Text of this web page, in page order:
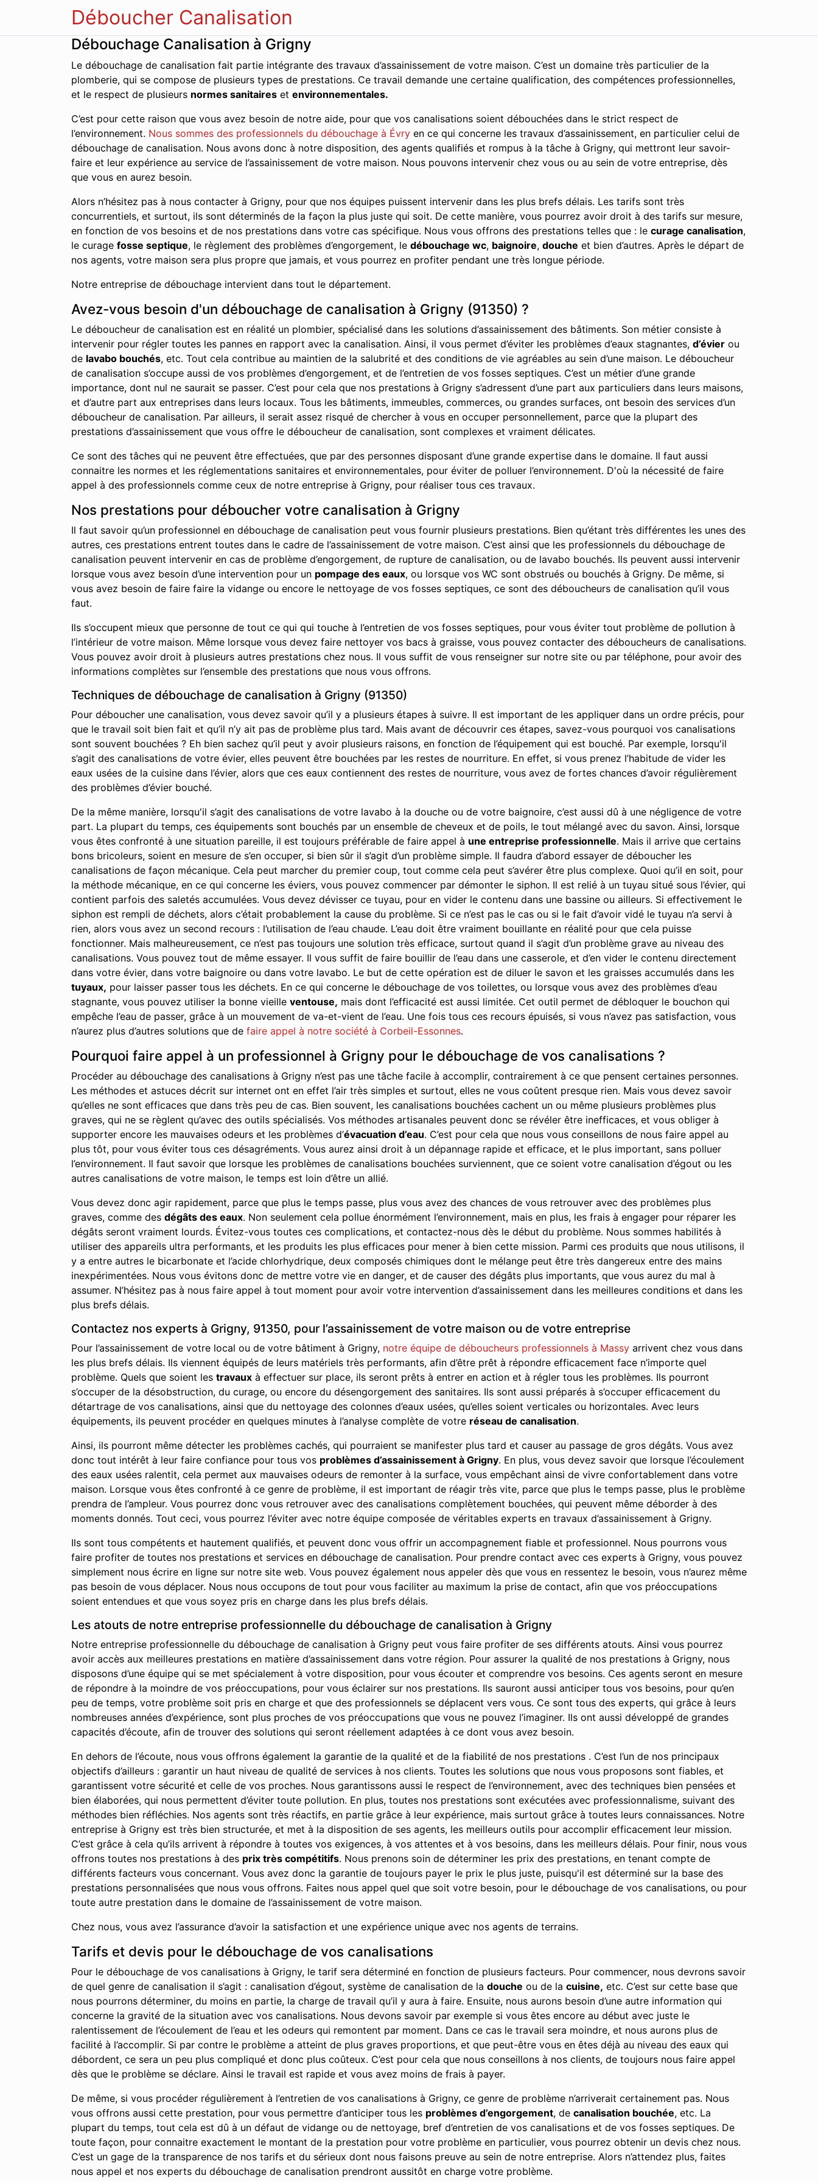
Déboucher Canalisation
Débouchage Canalisation à Grigny
Le débouchage de canalisation fait partie intégrante des travaux d’assainissement de votre maison. C’est un domaine très particulier de la
plomberie, qui se compose de plusieurs types de prestations. Ce travail demande une certaine qualification, des compétences professionnelles,
et le respect de plusieurs normes sanitaires et environnementales.
C’est pour cette raison que vous avez besoin de notre aide, pour que vos canalisations soient débouchées dans le strict respect de
l’environnement. Nous sommes des professionnels du débouchage à Évry en ce qui concerne les travaux d’assainissement, en particulier celui de
débouchage de canalisation. Nous avons donc à notre disposition, des agents qualifiés et rompus à la tâche à Grigny, qui mettront leur savoir-
faire et leur expérience au service de l’assainissement de votre maison. Nous pouvons intervenir chez vous ou au sein de votre entreprise, dès
que vous en aurez besoin.
Alors n’hésitez pas à nous contacter à Grigny, pour que nos équipes puissent intervenir dans les plus brefs délais. Les tarifs sont très
concurrentiels, et surtout, ils sont déterminés de la façon la plus juste qui soit. De cette manière, vous pourrez avoir droit à des tarifs sur mesure,
en fonction de vos besoins et de nos prestations dans votre cas spécifique. Nous vous offrons des prestations telles que : le curage canalisation,
le curage fosse septique, le règlement des problèmes d’engorgement, le débouchage wc, baignoire, douche et bien d’autres. Après le départ de
nos agents, votre maison sera plus propre que jamais, et vous pourrez en profiter pendant une très longue période.
Notre entreprise de débouchage intervient dans tout le département.
Avez-vous besoin d'un débouchage de canalisation à Grigny (91350) ?
Le déboucheur de canalisation est en réalité un plombier, spécialisé dans les solutions d’assainissement des bâtiments. Son métier consiste à
intervenir pour régler toutes les pannes en rapport avec la canalisation. Ainsi, il vous permet d’éviter les problèmes d’eaux stagnantes, d’évier ou
de lavabo bouchés, etc. Tout cela contribue au maintien de la salubrité et des conditions de vie agréables au sein d’une maison. Le déboucheur
de canalisation s’occupe aussi de vos problèmes d’engorgement, et de l’entretien de vos fosses septiques. C’est un métier d’une grande
importance, dont nul ne saurait se passer. C’est pour cela que nos prestations à Grigny s’adressent d’une part aux particuliers dans leurs maisons,
et d’autre part aux entreprises dans leurs locaux. Tous les bâtiments, immeubles, commerces, ou grandes surfaces, ont besoin des services d’un
déboucheur de canalisation. Par ailleurs, il serait assez risqué de chercher à vous en occuper personnellement, parce que la plupart des
prestations d’assainissement que vous offre le déboucheur de canalisation, sont complexes et vraiment délicates.
Ce sont des tâches qui ne peuvent être effectuées, que par des personnes disposant d’une grande expertise dans le domaine. Il faut aussi
connaitre les normes et les réglementations sanitaires et environnementales, pour éviter de polluer l’environnement. D'où la nécessité de faire
appel à des professionnels comme ceux de notre entreprise à Grigny, pour réaliser tous ces travaux.
Nos prestations pour déboucher votre canalisation à Grigny
Il faut savoir qu’un professionnel en débouchage de canalisation peut vous fournir plusieurs prestations. Bien qu’étant très différentes les unes des
autres, ces prestations entrent toutes dans le cadre de l’assainissement de votre maison. C’est ainsi que les professionnels du débouchage de
canalisation peuvent intervenir en cas de problème d’engorgement, de rupture de canalisation, ou de lavabo bouchés. Ils peuvent aussi intervenir
lorsque vous avez besoin d’une intervention pour un pompage des eaux, ou lorsque vos WC sont obstrués ou bouchés à Grigny. De même, si
vous avez besoin de faire faire la vidange ou encore le nettoyage de vos fosses septiques, ce sont des déboucheurs de canalisation qu’il vous
faut.
Ils s’occupent mieux que personne de tout ce qui qui touche à l’entretien de vos fosses septiques, pour vous éviter tout problème de pollution à
l’intérieur de votre maison. Même lorsque vous devez faire nettoyer vos bacs à graisse, vous pouvez contacter des déboucheurs de canalisations.
Vous pouvez avoir droit à plusieurs autres prestations chez nous. Il vous suffit de vous renseigner sur notre site ou par téléphone, pour avoir des
informations complètes sur l’ensemble des prestations que nous vous offrons.
Techniques de débouchage de canalisation à Grigny (91350)
Pour déboucher une canalisation, vous devez savoir qu’il y a plusieurs étapes à suivre. Il est important de les appliquer dans un ordre précis, pour
que le travail soit bien fait et qu’il n’y ait pas de problème plus tard. Mais avant de découvrir ces étapes, savez-vous pourquoi vos canalisations
sont souvent bouchées ? Eh bien sachez qu’il peut y avoir plusieurs raisons, en fonction de l’équipement qui est bouché. Par exemple, lorsqu'il
s’agit des canalisations de votre évier, elles peuvent être bouchées par les restes de nourriture. En effet, si vous prenez l’habitude de vider les
eaux usées de la cuisine dans l’évier, alors que ces eaux contiennent des restes de nourriture, vous avez de fortes chances d’avoir régulièrement
des problèmes d’évier bouché.
De la même manière, lorsqu'il s’agit des canalisations de votre lavabo à la douche ou de votre baignoire, c’est aussi dû à une négligence de votre
part. La plupart du temps, ces équipements sont bouchés par un ensemble de cheveux et de poils, le tout mélangé avec du savon. Ainsi, lorsque
vous êtes confronté à une situation pareille, il est toujours préférable de faire appel à une entreprise professionnelle. Mais il arrive que certains
bons bricoleurs, soient en mesure de s’en occuper, si bien sûr il s’agit d’un problème simple. Il faudra d’abord essayer de déboucher les
canalisations de façon mécanique. Cela peut marcher du premier coup, tout comme cela peut s’avérer être plus complexe. Quoi qu’il en soit, pour
la méthode mécanique, en ce qui concerne les éviers, vous pouvez commencer par démonter le siphon. Il est relié à un tuyau situé sous l’évier, qui
contient parfois des saletés accumulées. Vous devez dévisser ce tuyau, pour en vider le contenu dans une bassine ou ailleurs. Si effectivement le
siphon est rempli de déchets, alors c’était probablement la cause du problème. Si ce n’est pas le cas ou si le fait d’avoir vidé le tuyau n’a servi à
rien, alors vous avez un second recours : l’utilisation de l’eau chaude. L’eau doit être vraiment bouillante en réalité pour que cela puisse
fonctionner. Mais malheureusement, ce n’est pas toujours une solution très efficace, surtout quand il s’agit d’un problème grave au niveau des
canalisations. Vous pouvez tout de même essayer. Il vous suffit de faire bouillir de l’eau dans une casserole, et d’en vider le contenu directement
dans votre évier, dans votre baignoire ou dans votre lavabo. Le but de cette opération est de diluer le savon et les graisses accumulés dans les
tuyaux, pour laisser passer tous les déchets. En ce qui concerne le débouchage de vos toilettes, ou lorsque vous avez des problèmes d’eau
stagnante, vous pouvez utiliser la bonne vieille ventouse, mais dont l’efficacité est aussi limitée. Cet outil permet de débloquer le bouchon qui
empêche l’eau de passer, grâce à un mouvement de va-et-vient de l’eau. Une fois tous ces recours épuisés, si vous n’avez pas satisfaction, vous
n’aurez plus d’autres solutions que de faire appel à notre société à Corbeil-Essonnes.
Pourquoi faire appel à un professionnel à Grigny pour le débouchage de vos canalisations ?
Procéder au débouchage des canalisations à Grigny n’est pas une tâche facile à accomplir, contrairement à ce que pensent certaines personnes.
Les méthodes et astuces décrit sur internet ont en effet l’air très simples et surtout, elles ne vous coûtent presque rien. Mais vous devez savoir
qu’elles ne sont efficaces que dans très peu de cas. Bien souvent, les canalisations bouchées cachent un ou même plusieurs problèmes plus
graves, qui ne se règlent qu’avec des outils spécialisés. Vos méthodes artisanales peuvent donc se révéler être inefficaces, et vous obliger à
supporter encore les mauvaises odeurs et les problèmes d’évacuation d’eau. C’est pour cela que nous vous conseillons de nous faire appel au
plus tôt, pour vous éviter tous ces désagréments. Vous aurez ainsi droit à un dépannage rapide et efficace, et le plus important, sans polluer
l’environnement. Il faut savoir que lorsque les problèmes de canalisations bouchées surviennent, que ce soient votre canalisation d’égout ou les
autres canalisations de votre maison, le temps est loin d’être un allié.
Vous devez donc agir rapidement, parce que plus le temps passe, plus vous avez des chances de vous retrouver avec des problèmes plus
graves, comme des dégâts des eaux. Non seulement cela pollue énormément l’environnement, mais en plus, les frais à engager pour réparer les
dégâts seront vraiment lourds. Évitez-vous toutes ces complications, et contactez-nous dès le début du problème. Nous sommes habilités à
utiliser des appareils ultra performants, et les produits les plus efficaces pour mener à bien cette mission. Parmi ces produits que nous utilisons, il
y a entre autres le bicarbonate et l’acide chlorhydrique, deux composés chimiques dont le mélange peut être très dangereux entre des mains
inexpérimentées. Nous vous évitons donc de mettre votre vie en danger, et de causer des dégâts plus importants, que vous aurez du mal à
assumer. N’hésitez pas à nous faire appel à tout moment pour avoir votre intervention d’assainissement dans les meilleures conditions et dans les
plus brefs délais.
Contactez nos experts à Grigny, 91350, pour l’assainissement de votre maison ou de votre entreprise
Pour l’assainissement de votre local ou de votre bâtiment à Grigny, notre équipe de déboucheurs professionnels à Massy arrivent chez vous dans
les plus brefs délais. Ils viennent équipés de leurs matériels très performants, afin d’être prêt à répondre efficacement face n’importe quel
problème. Quels que soient les travaux à effectuer sur place, ils seront prêts à entrer en action et à régler tous les problèmes. Ils pourront
s’occuper de la désobstruction, du curage, ou encore du désengorgement des sanitaires. Ils sont aussi préparés à s’occuper efficacement du
détartrage de vos canalisations, ainsi que du nettoyage des colonnes d’eaux usées, qu’elles soient verticales ou horizontales. Avec leurs
équipements, ils peuvent procéder en quelques minutes à l’analyse complète de votre réseau de canalisation.
Ainsi, ils pourront même détecter les problèmes cachés, qui pourraient se manifester plus tard et causer au passage de gros dégâts. Vous avez
donc tout intérêt à leur faire confiance pour tous vos problèmes d’assainissement à Grigny. En plus, vous devez savoir que lorsque l’écoulement
des eaux usées ralentit, cela permet aux mauvaises odeurs de remonter à la surface, vous empêchant ainsi de vivre confortablement dans votre
maison. Lorsque vous êtes confronté à ce genre de problème, il est important de réagir très vite, parce que plus le temps passe, plus le problème
prendra de l’ampleur. Vous pourrez donc vous retrouver avec des canalisations complètement bouchées, qui peuvent même déborder à des
moments donnés. Tout ceci, vous pourrez l’éviter avec notre équipe composée de véritables experts en travaux d’assainissement à Grigny.
Ils sont tous compétents et hautement qualifiés, et peuvent donc vous offrir un accompagnement fiable et professionnel. Nous pourrons vous
faire profiter de toutes nos prestations et services en débouchage de canalisation. Pour prendre contact avec ces experts à Grigny, vous pouvez
simplement nous écrire en ligne sur notre site web. Vous pouvez également nous appeler dès que vous en ressentez le besoin, vous n’aurez même
pas besoin de vous déplacer. Nous nous occupons de tout pour vous faciliter au maximum la prise de contact, afin que vos préoccupations
soient entendues et que vous soyez pris en charge dans les plus brefs délais.
Les atouts de notre entreprise professionnelle du débouchage de canalisation à Grigny
Notre entreprise professionnelle du débouchage de canalisation à Grigny peut vous faire profiter de ses différents atouts. Ainsi vous pourrez
avoir accès aux meilleures prestations en matière d’assainissement dans votre région. Pour assurer la qualité de nos prestations à Grigny, nous
disposons d’une équipe qui se met spécialement à votre disposition, pour vous écouter et comprendre vos besoins. Ces agents seront en mesure
de répondre à la moindre de vos préoccupations, pour vous éclairer sur nos prestations. Ils sauront aussi anticiper tous vos besoins, pour qu’en
peu de temps, votre problème soit pris en charge et que des professionnels se déplacent vers vous. Ce sont tous des experts, qui grâce à leurs
nombreuses années d’expérience, sont plus proches de vos préoccupations que vous ne pouvez l’imaginer. Ils ont aussi développé de grandes
capacités d’écoute, afin de trouver des solutions qui seront réellement adaptées à ce dont vous avez besoin.
En dehors de l’écoute, nous vous offrons également la garantie de la qualité et de la fiabilité de nos prestations . C’est l’un de nos principaux
objectifs d’ailleurs : garantir un haut niveau de qualité de services à nos clients. Toutes les solutions que nous vous proposons sont fiables, et
garantissent votre sécurité et celle de vos proches. Nous garantissons aussi le respect de l’environnement, avec des techniques bien pensées et
bien élaborées, qui nous permettent d’éviter toute pollution. En plus, toutes nos prestations sont exécutées avec professionnalisme, suivant des
méthodes bien réfléchies. Nos agents sont très réactifs, en partie grâce à leur expérience, mais surtout grâce à toutes leurs connaissances. Notre
entreprise à Grigny est très bien structurée, et met à la disposition de ses agents, les meilleurs outils pour accomplir efficacement leur mission.
C’est grâce à cela qu’ils arrivent à répondre à toutes vos exigences, à vos attentes et à vos besoins, dans les meilleurs délais. Pour finir, nous vous
offrons toutes nos prestations à des prix très compétitifs. Nous prenons soin de déterminer les prix des prestations, en tenant compte de
différents facteurs vous concernant. Vous avez donc la garantie de toujours payer le prix le plus juste, puisqu'il est déterminé sur la base des
prestations personnalisées que nous vous offrons. Faites nous appel quel que soit votre besoin, pour le débouchage de vos canalisations, ou pour
toute autre prestation dans le domaine de l’assainissement de votre maison.
Chez nous, vous avez l’assurance d’avoir la satisfaction et une expérience unique avec nos agents de terrains.
Tarifs et devis pour le débouchage de vos canalisations
Pour le débouchage de vos canalisations à Grigny, le tarif sera déterminé en fonction de plusieurs facteurs. Pour commencer, nous devrons savoir
de quel genre de canalisation il s’agit : canalisation d’égout, système de canalisation de la douche ou de la cuisine, etc. C’est sur cette base que
nous pourrons déterminer, du moins en partie, la charge de travail qu’il y aura à faire. Ensuite, nous aurons besoin d’une autre information qui
concerne la gravité de la situation avec vos canalisations. Nous devons savoir par exemple si vous êtes encore au début avec juste le
ralentissement de l’écoulement de l’eau et les odeurs qui remontent par moment. Dans ce cas le travail sera moindre, et nous aurons plus de
facilité à l’accomplir. Si par contre le problème a atteint de plus graves proportions, et que peut-être vous en êtes déjà au niveau des eaux qui
débordent, ce sera un peu plus compliqué et donc plus coûteux. C’est pour cela que nous conseillons à nos clients, de toujours nous faire appel
dès que le problème se déclare. Ainsi le travail est rapide et vous avez moins de frais à payer.
De même, si vous procéder régulièrement à l’entretien de vos canalisations à Grigny, ce genre de problème n’arriverait certainement pas. Nous
vous offrons aussi cette prestation, pour vous permettre d’anticiper tous les problèmes d’engorgement, de canalisation bouchée, etc. La
plupart du temps, tout cela est dû à un défaut de vidange ou de nettoyage, bref d’entretien de vos canalisations et de vos fosses septiques. De
toute façon, pour connaitre exactement le montant de la prestation pour votre problème en particulier, vous pourrez obtenir un devis chez nous.
C’est un gage de la transparence de nos tarifs et du sérieux dont nous faisons preuve au sein de notre entreprise. Alors n’attendez plus, faites
nous appel et nos experts du débouchage de canalisation prendront aussitôt en charge votre problème.